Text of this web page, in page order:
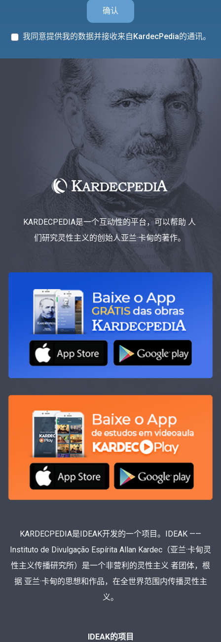
确认
我同意提供我的数据并接收来自KardecPedia的通讯。
KARDECPEDIA是一个互动性的平台，可以帮助 人
们研究灵性主义的创始人亚兰·卡甸的著作。
KARDECPEDIA是IDEAK开发的一个项目。IDEAK ——
Instituto de Divulgação Espírita Allan Kardec（亚兰·卡甸灵
性主义传播研究所）是一个非营利的灵性主义 者团体，根
据 亚兰·卡甸的思想和作品，在全世界范围内传播灵性主
义。
IDEAK的项目